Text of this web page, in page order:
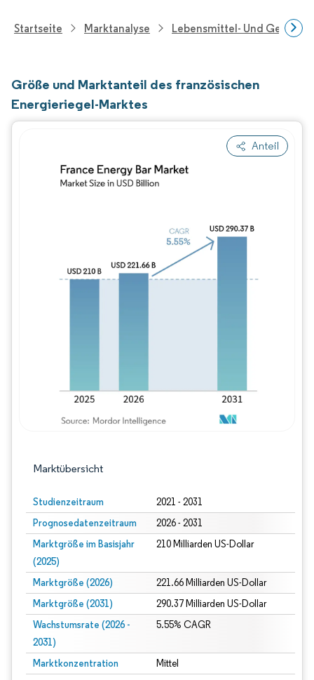
Startseite Marktanalyse Lebensmittel- Und
Größe und Marktanteil des französischen
Energieriegel-Marktes
Anteil
Marktübersicht
Studienzeitraum 2021 - 2031
Prognosedatenzeitraum 2026 - 2031
Marktgröße im Basisjahr
(2025)
210 Milliarden US-Dollar
Marktgröße (2026) 221.66 Milliarden US-Dollar
Marktgröße (2031) 290.37 Milliarden US-Dollar
Wachstumsrate (2026 -
2031)
5.55% CAGR
Marktkonzentration Mittel